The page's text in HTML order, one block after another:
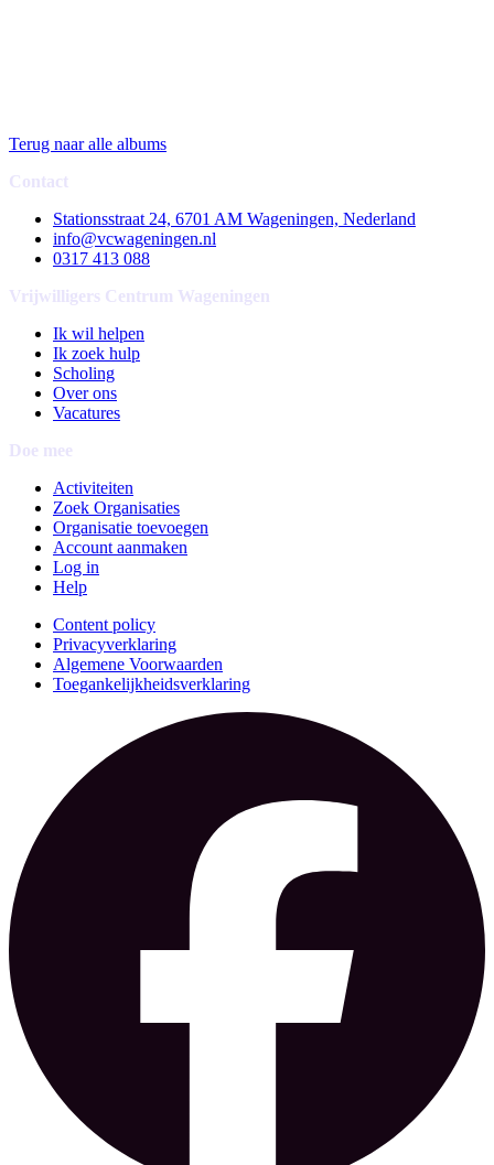
Terug naar alle albums
Contact
Stationsstraat 24, 6701 AM Wageningen, Nederland
info@vcwageningen.nl
0317 413 088
Vrijwilligers Centrum Wageningen
Ik wil helpen
Ik zoek hulp
Scholing
Over ons
Vacatures
Doe mee
Activiteiten
Zoek Organisaties
Organisatie toevoegen
Account aanmaken
Log in
Help
Content policy
Privacyverklaring
Algemene Voorwaarden
Toegankelijkheidsverklaring